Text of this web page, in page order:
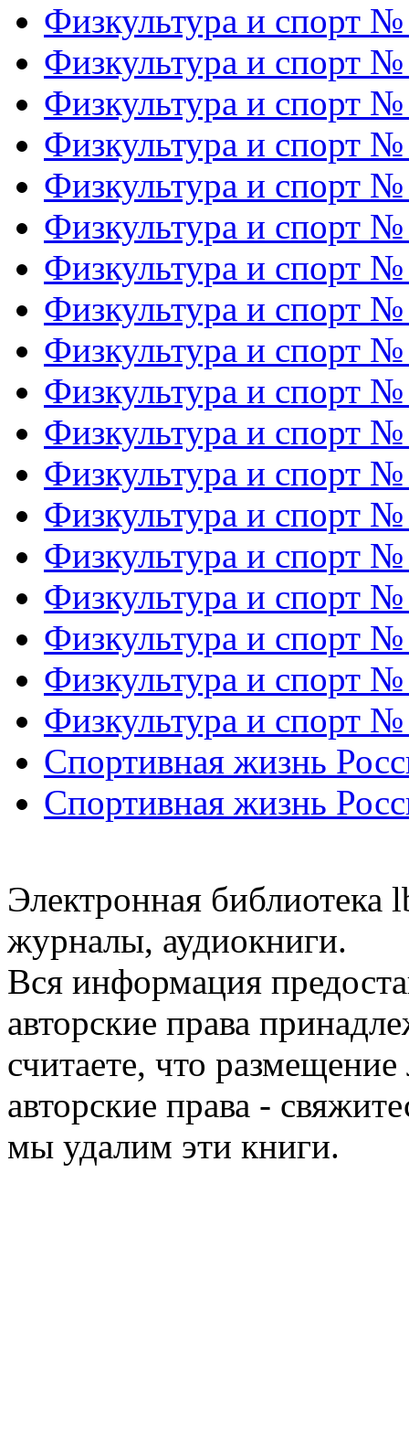
Физкультура и спорт
Физкультура и спорт
Физкультура и спорт
Физкультура и спорт
Физкультура и спорт
Физкультура и спорт
Физкультура и спорт
Физкультура и спорт
Физкультура и спорт
Физкультура и спорт
Физкультура и спорт
Физкультура и спорт
Физкультура и спорт
Физкультура и спорт
Физкультура и спорт
Физкультура и спорт
Физкультура и спорт
Физкультура и спорт
Спортивная жизнь
Спортивная жизнь
Электронная библиотека
журналы, аудиокниги.
Вся информация
авторские права
считаете, что
авторские права -
мы удалим эти книги.